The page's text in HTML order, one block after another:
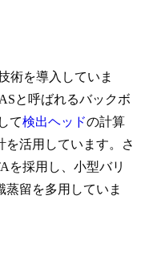
術を導入していま
と呼ばれるバックボ
て検出ヘッドの計算
を活用しています。さ
を採用し、小型バリ
留を多用していま